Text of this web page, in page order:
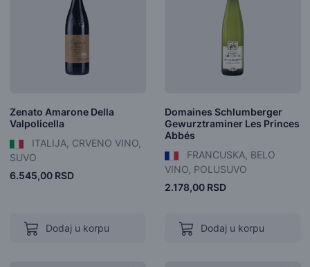
Zenato Amarone Della
Valpolicella
ITALIJA, CRVENO VINO,
SUVO
6.545,00 RSD
Dodaj u korpu
Domaines Schlumberger
Gewurztraminer Les Princes
Abbés
FRANCUSKA, BELO
VINO, POLUSUVO
2.178,00 RSD
Dodaj u korpu